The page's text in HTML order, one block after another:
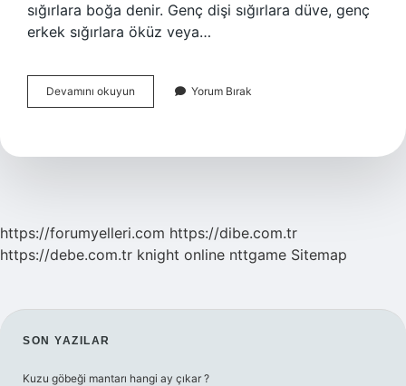
sığırlara boğa denir. Genç dişi sığırlara düve, genç
erkek sığırlara öküz veya…
Devamını okuyun
Boğaya
Yorum Bırak
https://forumyelleri.com https://dibe.com.tr
https://debe.com.tr knight online nttgame Sitemap
SIDEBAR
SON YAZILAR
Kuzu göbeği mantarı hangi ay çıkar ?